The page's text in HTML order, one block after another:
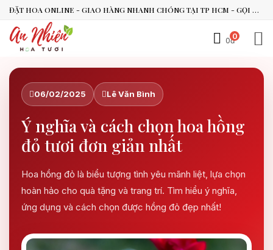
ĐẶT HOA ONLINE - GIAO HÀNG NHANH CHÓNG TẠI TP HCM - GỌI NGAY 0938.494.119 HOẶC 0899.492.909
0
0đ
06/02/2025 Lê Văn Bình
Ý nghĩa và cách chọn hoa hồng
đỏ tươi đơn giản nhất
Hoa hồng đỏ là biểu tượng tình yêu mãnh liệt, lựa chọn
hoàn hảo cho quà tặng và trang trí. Tìm hiểu ý nghĩa,
ứng dụng và cách chọn được hồng đỏ đẹp nhất!
An Nhiên Flowers
Tư vấn nhanh trong vài phút
Chào bạn, mình có thể hỗ trợ chọn hoa theo dịp nào?
Vừa xong